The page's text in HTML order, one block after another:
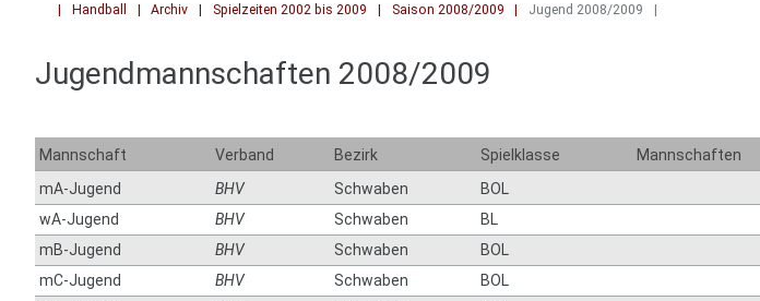
Handball Archiv Spielzeiten 2002 bis 2009 Saison 2008/2009 Jugend 2008/2009
Jugendmannschaften 2008/2009
Mannschaft Verband Bezirk Spielklasse Mannschaften
mA-Jugend
BHV Schwaben BOL
wA-Jugend
BHV Schwaben BL
mB-Jugend
BHV Schwaben BOL
mC-Jugend
BHV Schwaben BOL